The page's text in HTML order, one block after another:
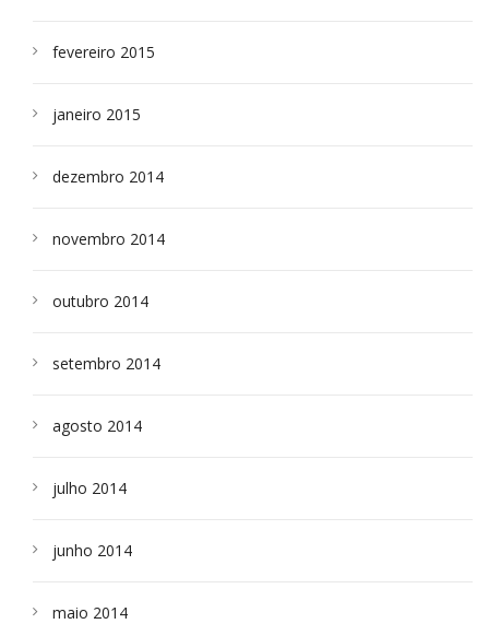
fevereiro 2015
janeiro 2015
dezembro 2014
novembro 2014
outubro 2014
setembro 2014
agosto 2014
julho 2014
junho 2014
maio 2014